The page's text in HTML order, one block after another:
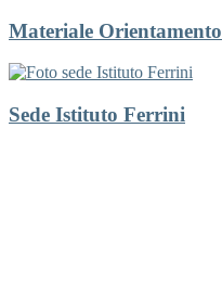
Materiale Orientamento
Sede Istituto Ferrini